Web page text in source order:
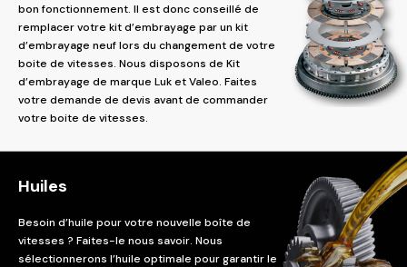
bon fonctionnement. Il est donc conseillé de
remplacer votre kit d’embrayage par un kit
d’embrayage neuf lors du changement de votre
boite de vitesses. Nous disposons de Kit
d’embrayage de marque Luk et Valeo. Faites
votre demande de devis avant de commander
votre boite de vitesses.
Huiles
Besoin d’huile pour votre nouvelle boîte de
vitesses ? Faites-le nous savoir. Nous
sélectionnerons l’huile optimale pour garantir le